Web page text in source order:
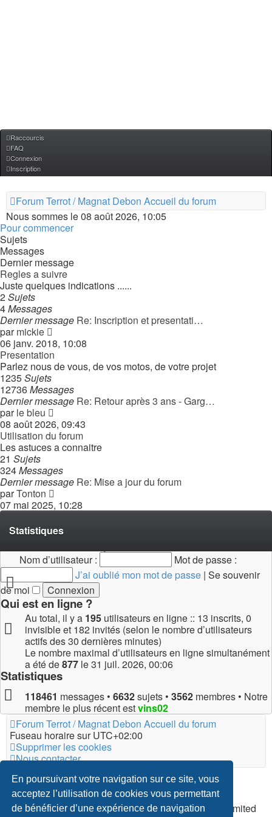
En poursuivant votre navigation sur ce site, vous
acceptez l’utilisation de cookies vous permettant
de bénéficier d’une expérience de navigation
Raccourcis
FAQ
Connexion
Inscription
Forum Terrot / Magnat Debon Accueil du forum
Nous sommes le 08 août 2026, 10:05
Pour commencer
Sujets
Messages
Dernier message
Regles a suivre
Juste quelques indications ......
2Sujets
4Messages
Dernier message Re: Inscription et presentati…
parmickie
Consulter
le
dernier
message
06 janv. 2018, 10:08
Presentation
Parlez nous de vous, de vos motos, de votre projet
1235Sujets
12736Messages
Dernier message Re: Retour après 3 ans - Garg…
parle bleu
Consulter
le
dernier
message
08 août 2026, 09:43
Utilisation du forum
Les astuces a connaitre
21 Sujets
324Messages
Dernier message Re: Mise a jour du forum
parTonton
Consulter
le
dernier
message
07 mai 2025, 10:28
Statistiques
Nom d’utilisateur :
Mot de passe :
J’ai oublié mon mot de passe | Se souvenir
de moi
Qui est en ligne ?
Au total, il y a 195 utilisateurs en ligne :: 13 inscrits, 0
invisible et 182 invités (selon le nombre d’utilisateurs
actifs des 30 dernières minutes)
Le nombre maximal d’utilisateurs en ligne simultanément
a été de877 le 31 juil. 2026, 00:06
Statistiques
118461 messages • 6632sujets • 3562 membres • Notre
membre le plus récent estvins02
Forum Terrot / Magnat Debon Accueil du forum
Fuseau horaire surUTC+02:00
Supprimer les cookies
Nous contacter
Original Author:Brad Veryard
Updated to 3.3.x by MannixMD
Style version: 3.4.5
Développé parphpBB® Forum Software © phpBB Limited